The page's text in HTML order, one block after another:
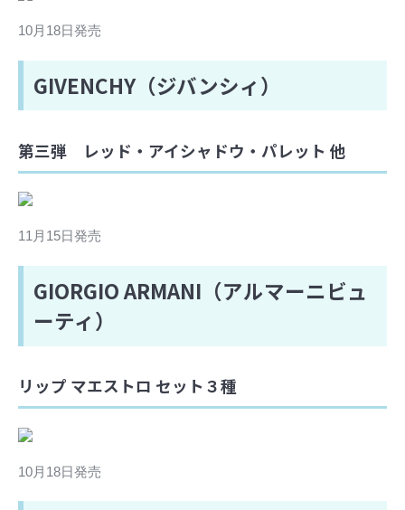
10月18日発売
GIVENCHY（ジバンシィ）
第三弾 レッド・アイシャドウ・パレット 他
11月15日発売
GIORGIO ARMANI（アルマーニビュ
ーティ）
リップ マエストロ セット３種
10月18日発売